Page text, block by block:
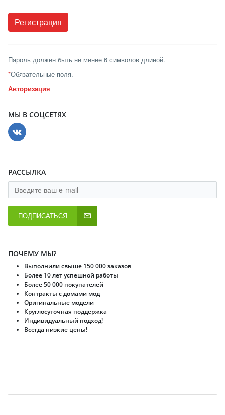
Пароль должен быть не менее 6 символов длиной.
*Обязательные поля.
Авторизация
МЫ В СОЦСЕТЯХ
РАССЫЛКА
ПОДПИСАТЬСЯ
ПОЧЕМУ МЫ?
Выполнили свыше 150 000 заказов
Более 10 лет успешной работы
Более 50 000 покупателей
Контракты с домами мод
Оригинальные модели
Круглосуточная поддержка
Индивидуальный подход!
Всегда низкие цены!